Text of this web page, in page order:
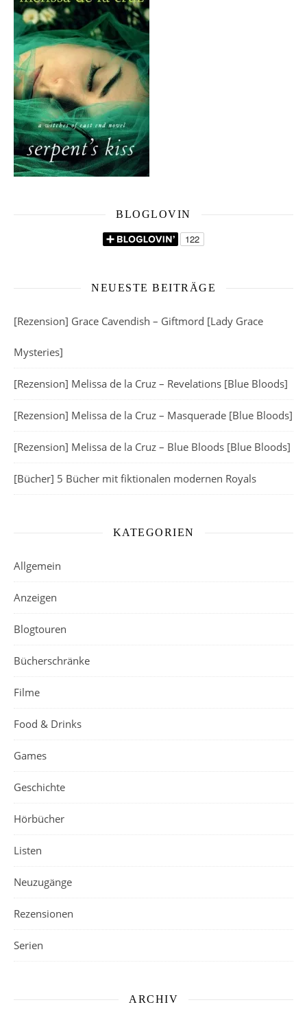
BLOGLOVIN
NEUESTE BEITRÄGE
[Rezension] Grace Cavendish – Giftmord [Lady Grace
Mysteries]
[Rezension] Melissa de la Cruz – Revelations [Blue Bloods]
[Rezension] Melissa de la Cruz – Masquerade [Blue Bloods]
[Rezension] Melissa de la Cruz – Blue Bloods [Blue Bloods]
[Bücher] 5 Bücher mit fiktionalen modernen Royals
KATEGORIEN
Allgemein
Anzeigen
Blogtouren
Bücherschränke
Filme
Food & Drinks
Games
Geschichte
Hörbücher
Listen
Neuzugänge
Rezensionen
Serien
ARCHIV